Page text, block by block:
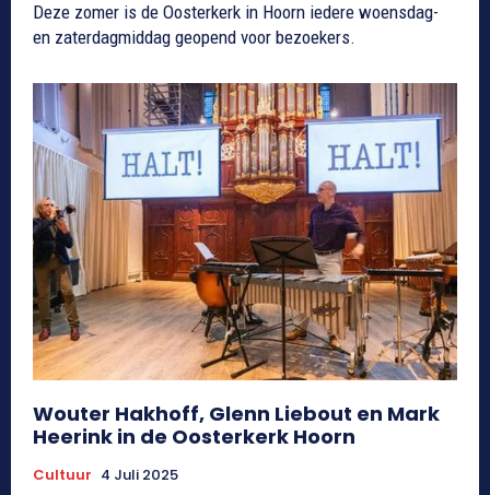
Deze zomer is de Oosterkerk in Hoorn iedere woensdag-
en zaterdagmiddag geopend voor bezoekers.
Wouter Hakhoff, Glenn Liebout en Mark
Heerink in de Oosterkerk Hoorn
Cultuur 4 Juli 2025